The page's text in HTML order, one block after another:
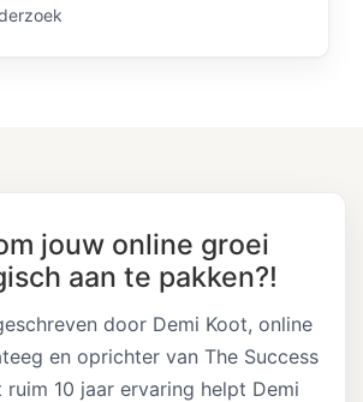
jouw online groei
aan te pakken?!
door Demi Koot, online
en oprichter van The Success
ruim 10 jaar ervaring helpt Demi